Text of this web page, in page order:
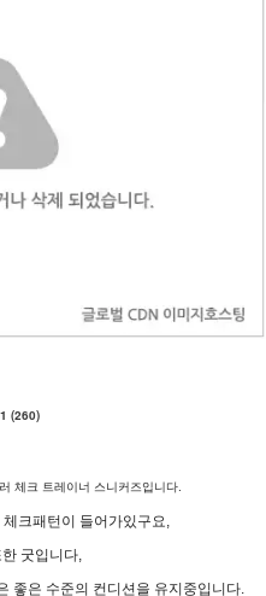
(260)
체크 트레이너 스니커즈입니다.
크패턴이 들어가있구요,
굿입니다,
좋은 수준의 컨디션을 유지중입니다.